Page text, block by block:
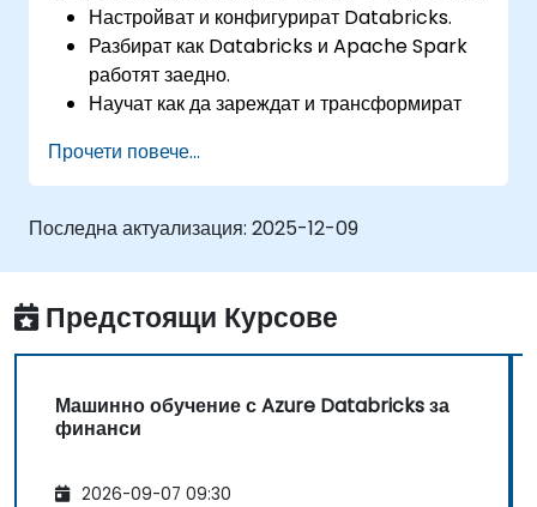
Настройват и конфигурират Databricks.
Разбират как Databricks и Apache Spark
работят заедно.
Научат как да зареждат и трансформират
Прочети повече...
Последна актуализация: 2025-12-09
Предстоящи Курсове
Машинно обучение с Azure Databricks за
финанси
2026-09-07 09:30